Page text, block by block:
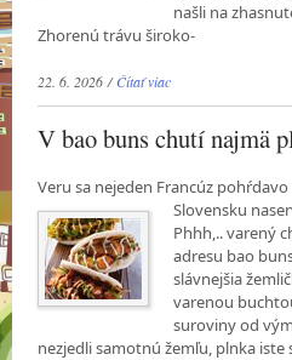
našli na
Zhorenú trávu široko-
22. 6. 2026 /Čítať viac
V bao buns chutí najmä
Veru sa nejeden Francúz
Slovensku
Phhh,.. varený
adresu bao
slávnejšia
varenou
suroviny od
nezjedli samotnú žemľu, plnka iste